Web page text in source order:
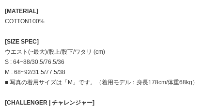
[MATERIAL]
COTTON100%
[SIZE SPEC]
ウエスト(~最大)/股上/股下/ワタリ (cm)
S : 64~88/30.5/76.5/36
M : 68~92/31.5/77.5/38
■ 写真の着用サイズは「M」です。（着用モデル：身長178cm/体重68kg）
[CHALLENGER | チャレンジャー]